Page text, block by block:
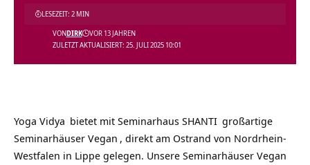
ZULETZT AKTUALISIERT: 25. JULI 2025 10:01
VONDIRK VOR 13 JAHREN
LESEZEIT: 2 MIN
Yoga Vidya bietet mit Seminarhaus SHANTI großartige
Seminarhäuser Vegan , direkt am Ostrand von Nordrhein-
Westfalen in Lippe gelegen. Unsere Seminarhäuser Vegan